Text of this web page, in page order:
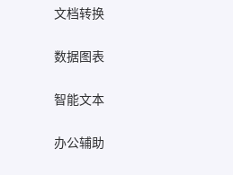
文档转换
数据图表
智能文本
办公辅助